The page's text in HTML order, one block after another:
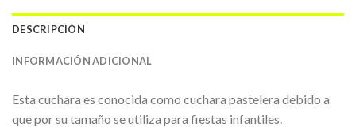
DESCRIPCIÓN
INFORMACIÓN ADICIONAL
Esta cuchara es conocida como cuchara pastelera debido a
que por su tamaño se utiliza para fiestas infantiles.